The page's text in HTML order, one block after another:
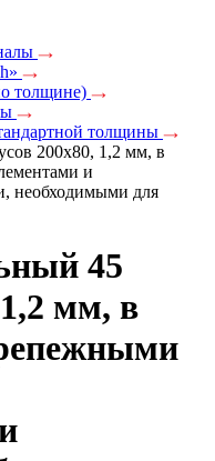
толщине)
толщины
200x80, 1,2 мм, в
и
необходимыми для
45
мм, в